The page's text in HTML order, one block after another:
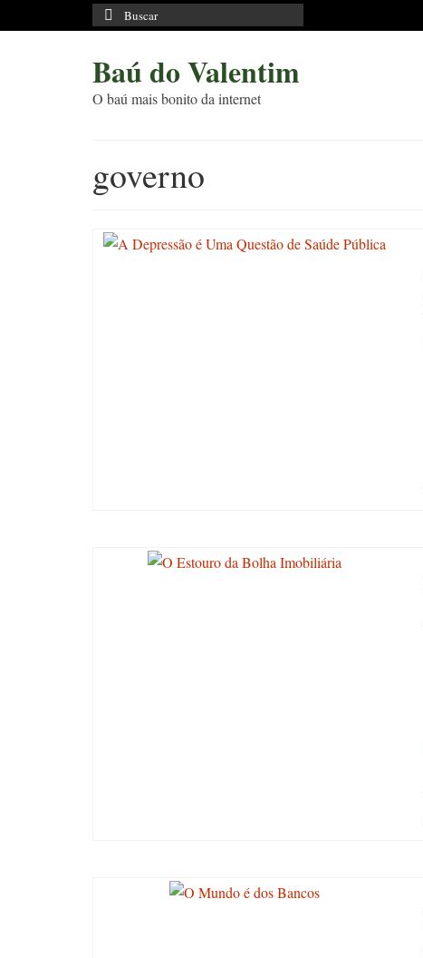
Buscar
por:
Baú do Valentim
O baú mais bonito da internet
governo